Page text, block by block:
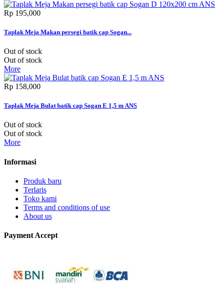
Rp‎ 195,000
Taplak Meja Makan persegi batik cap Sogan...
Out of stock
Out of stock
More
Rp‎ 158,000
Taplak Meja Bulat batik cap Sogan E 1,5 m ANS
Out of stock
Out of stock
More
Informasi
Produk baru
Terlaris
Toko kami
Terms and conditions of use
About us
Payment Accept